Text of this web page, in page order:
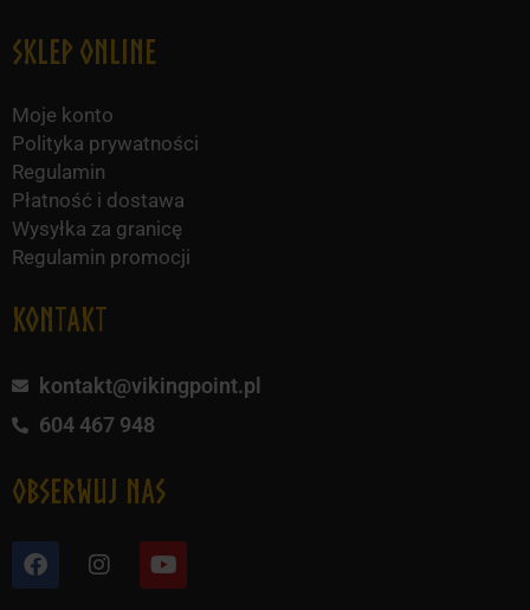
Sklep online
Moje konto
Polityka prywatności
Regulamin
Płatność i dostawa
Wysyłka za granicę
Regulamin promocji
KONTAKT
kontakt@vikingpoint.pl
604 467 948
obserwuj nas